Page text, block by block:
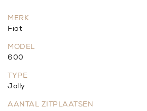
MERK
Fiat
MODEL
600
TYPE
Jolly
AANTAL ZITPLAATSEN